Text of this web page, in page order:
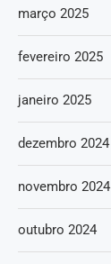
março 2025
fevereiro 2025
janeiro 2025
dezembro 2024
novembro 2024
outubro 2024